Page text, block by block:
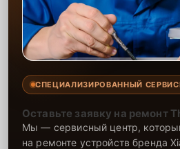
СПЕЦИАЛИЗИРОВАННЫЙ
Оставьте заявку на ремонт
Мы — сервисный центр,
на ремонте устройств бренда